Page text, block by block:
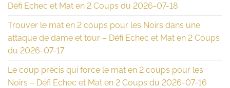
Défi Echec et Mat en 2 Coups du 2026-07-18
Trouver le mat en 2 coups pour les Noirs dans une
attaque de dame et tour – Défi Echec et Mat en 2 Coups
du 2026-07-17
Le coup précis qui force le mat en 2 coups pour les
Noirs – Défi Echec et Mat en 2 Coups du 2026-07-16